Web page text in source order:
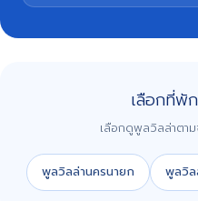
เลือกที่พัก
เลือกดูพูลวิลล่าตา
พูลวิลล่านครนายก พูลวิล